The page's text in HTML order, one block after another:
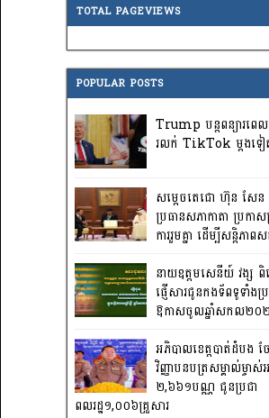
TOTAL PAGEVIEWS
POPULAR POSTS
Trump បន្តពន្យារព
រលក់ TikTok ម្តងទៀ
សម្តេចតេជោ ហ៊ុន សែន
ប្រធានសភាកាតា ប្រកាស
ការ​រួមគ្នា ដើម្បីសន្តិភា
នាយឧត្តមសេនីយ៍ វង្ស
ផ្ញើសារជូនកងទ័ពទូទាំងប្
ឱកាសចូលឆ្នាំសកល២០
អភិបាលខេត្តបាត់ដំបង ច
វិញ្ញាបនបត្រសម្គាល់ម្ចា
២,៦៦១បណ្ណ ជូនប្រជា
ពលរដ្ឋ១,០០៦គ្រួសារ